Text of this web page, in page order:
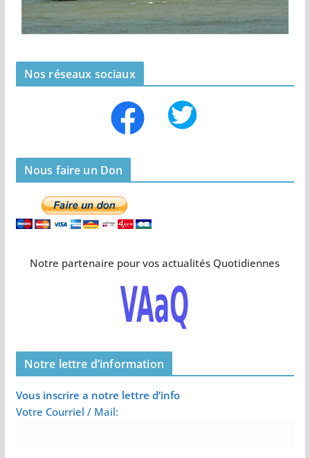
Nos réseaux sociaux
Nous faire un Don
Notre partenaire pour vos actualités Quotidiennes
Notre lettre d’information
Vous inscrire a notre lettre d’info
Votre Courriel / Mail: